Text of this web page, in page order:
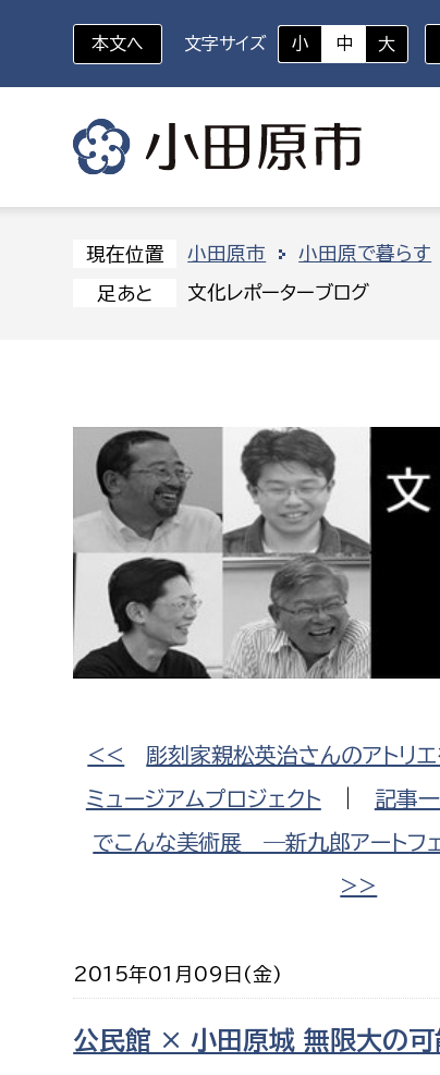
いざというときに
対象者を選択
小・中学生
高校生・大学生など
若者
妊産婦
障がい者
傷病者
労働者
求職者
組織から探す
部に属さない室
コンプライアンス推進室
デ
市民部
人権・男女共同参画課
戸籍住民課
福祉政策課
生活援護課
子
子
本文へ 文字サイズ 小 中 大
現在位置 小田原市 小田原で暮らす
足あと 文化レポーターブログ
<<
彫刻家親松英治さんのアトリ
ミュージアムプロジェクト
記事
でこんな美術展 ―新九郎アートフ
>>
2015年01月09日(金)
公民館 × 小田原城 無限大の可